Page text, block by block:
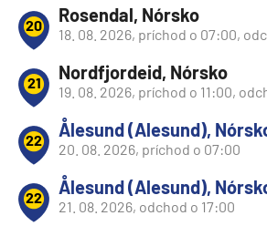
20 Rosendal, Nórsko
18. 08. 2026, príchod o 07:00,
21 Nordfjordeid, Nórsko
19. 08. 2026, príchod o 11:00,
22 Ålesund (Alesund),
20. 08. 2026, príchod o 07:00
22 Ålesund (Alesund),
21. 08. 2026, odchod o 17:00